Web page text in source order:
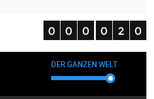
DER GANZEN WELT